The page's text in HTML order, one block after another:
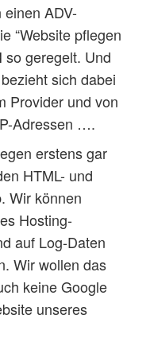
ADV-
“Website pflegen
so geregelt. Und
sich dabei
Provider und von
Adressen ….
erstens gar
HTML- und
Wir können
Hosting-
auf Log-Daten
Wir wollen das
keine Google
unseres